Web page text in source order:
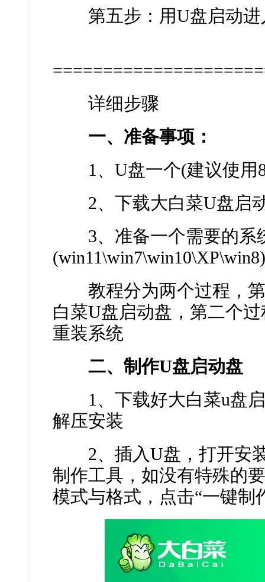
第五步：用U盘启动进
详细步骤
一、准备事项：
1、U盘一个(建议使用
2、下载大白菜U盘启
3、准备一个需要的系
(win11\win7\win10\XP\win8)
教程分为两个过程，第
白菜U盘启动盘，第二个
重装系统
二、制作U盘启动盘
1、下载好大白菜u盘启
解压安装
2、插入U盘，打开安
制作工具，如没有特殊的
模式与格式，点击“一键制